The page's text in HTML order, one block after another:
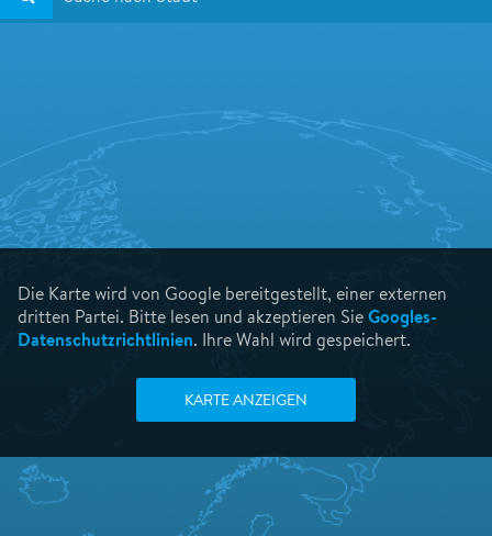
Die Karte wird von Google bereitgestellt, einer externen
dritten Partei. Bitte lesen und akzeptieren SieGoogles-
Datenschutzrichtlinien. Ihre Wahl wird gespeichert.
KARTE ANZEIGEN